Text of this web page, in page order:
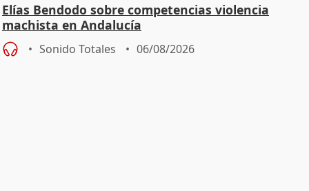
Elías Bendodo sobre competencias violencia
machista en Andalucía
Sonido Totales 06/08/2026